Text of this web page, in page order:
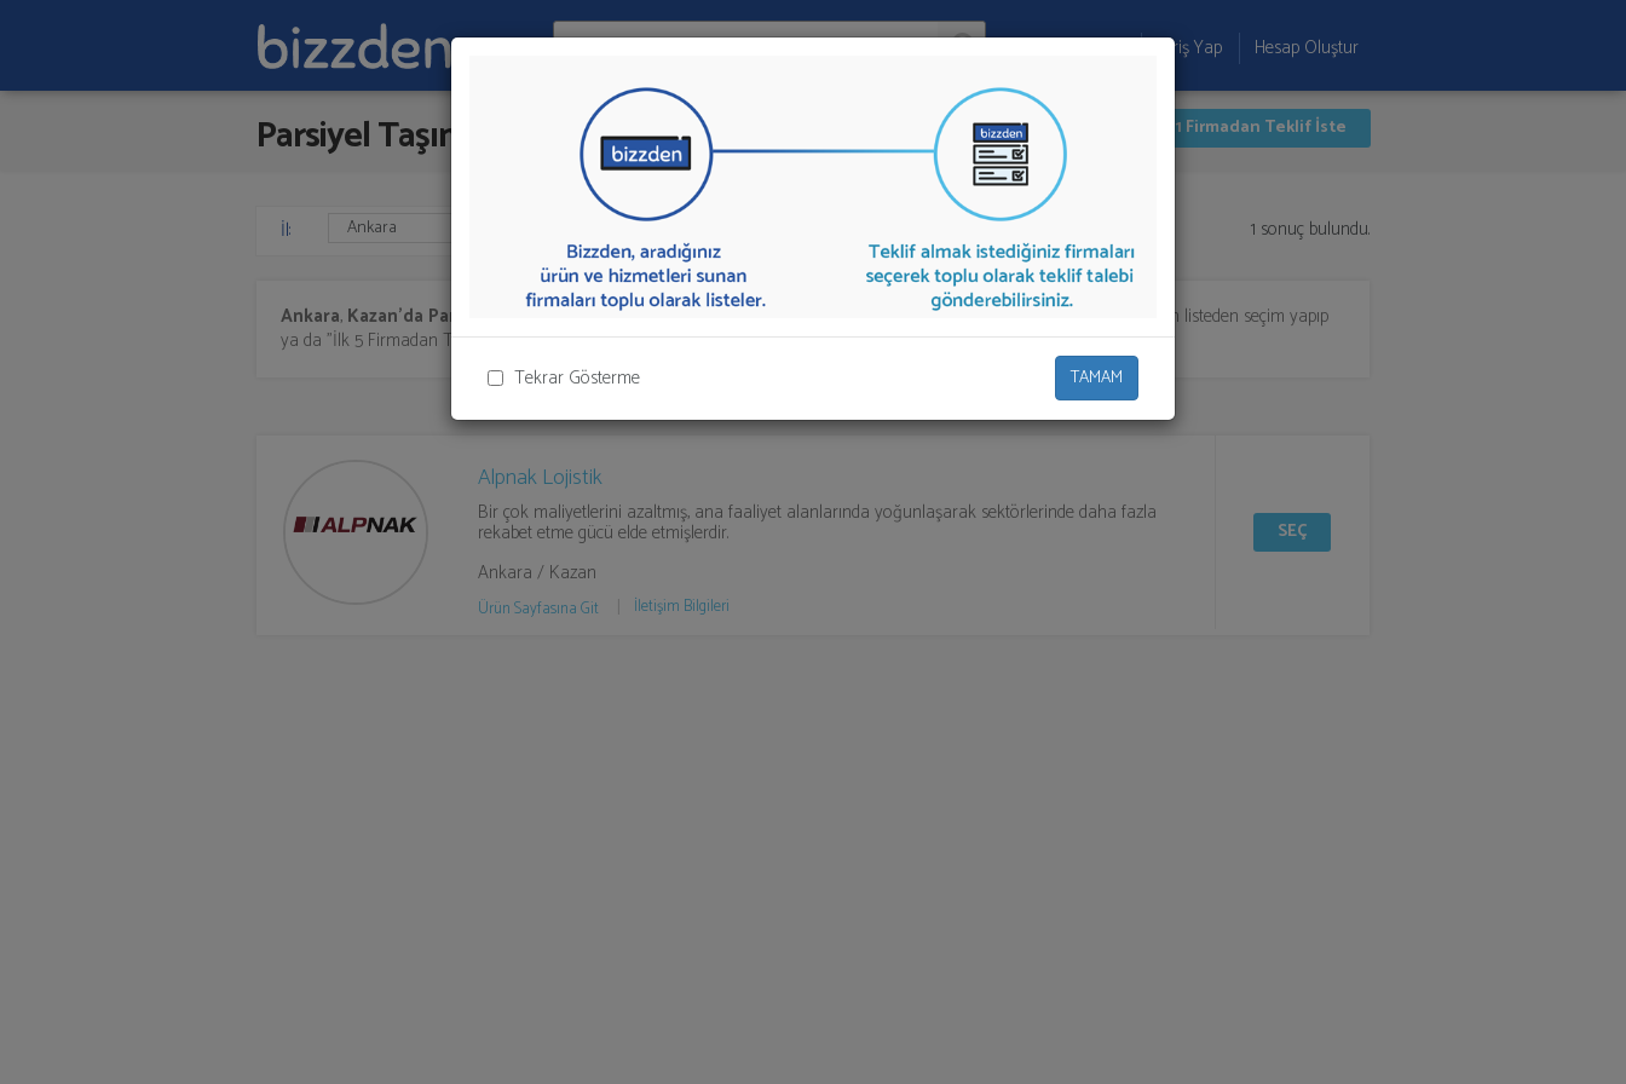
Tekrar Gösterme TAMAM
Ara:
Firma Ekle Giriş Yap Hesap Oluştur
Parsiyel Taşımacılık İlk 1 Firmadan Teklif İste
İl: 1 sonuç bulundu.
Ankara, Kazan'da Parsiyel Taşımacılıksunan firmalar aşağıda listelenmektedir. Parsiyel Taşımacılıkteklifi almak için listeden seçim yapıp
ya da "İlk 5 Firmadan Teklif İste" kısmından toplu olarak teklif talebinizi firmalara aktarabilirsiniz.
Alpnak Lojistik
Bir çok maliyetlerini azaltmış, ana faaliyet alanlarında yoğunlaşarak sektörlerinde daha fazla
rekabet etme gücü elde etmişlerdir.
Ankara / Kazan
Ürün Sayfasına Git İletişim Bilgileri
SEÇ